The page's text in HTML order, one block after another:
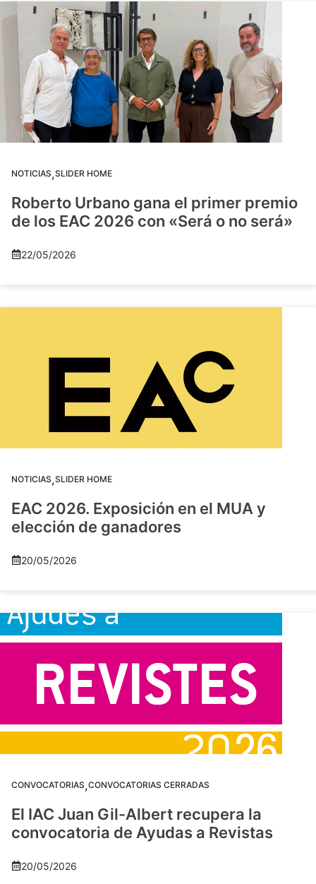
NOTICIAS,SLIDER HOME
Roberto Urbano gana el primer premio
de los EAC 2026 con «Será o no será»
22/05/2026
NOTICIAS,SLIDER HOME
EAC 2026. Exposición en el MUA y
elección de ganadores
20/05/2026
CONVOCATORIAS,CONVOCATORIAS CERRADAS
El IAC Juan Gil-Albert recupera la
convocatoria de Ayudas a Revistas
20/05/2026